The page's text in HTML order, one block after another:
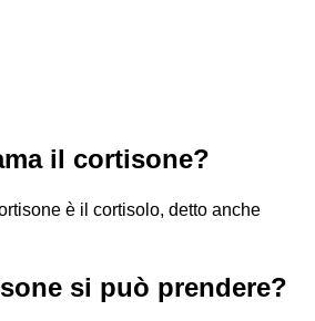
il cortisone?
è il cortisolo, detto anche
si può prendere?